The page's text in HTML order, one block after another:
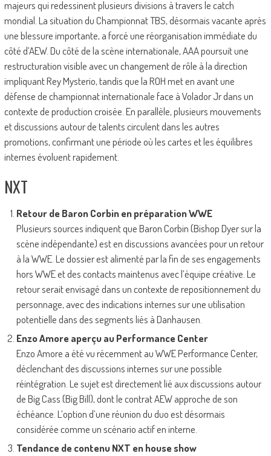
majeurs qui redessinent plusieurs divisions à travers le catch
mondial. La situation du Championnat TBS, désormais vacante après
une blessure importante, a forcé une réorganisation immédiate du
côté d’AEW. Du côté de la scène internationale, AAA poursuit une
restructuration visible avec un changement de rôle à la direction
impliquant Rey Mysterio, tandis que la ROH met en avant une
défense de championnat internationale face à Volador Jr dans un
contexte de production croisée. En parallèle, plusieurs mouvements
et discussions autour de talents circulent dans les autres
promotions, confirmant une période où les cartes et les équilibres
internes évoluent rapidement.
NXT
Retour de Baron Corbin en préparation WWE
Plusieurs sources indiquent que Baron Corbin (Bishop Dyer sur la
scène indépendante) est en discussions avancées pour un retour
à la WWE. Le dossier est alimenté par la fin de ses engagements
hors WWE et des contacts maintenus avec l’équipe créative. Le
retour serait envisagé dans un contexte de repositionnement du
personnage, avec des indications internes sur une utilisation
potentielle dans des segments liés à Danhausen.
Enzo Amore aperçu au Performance Center
Enzo Amore a été vu récemment au WWE Performance Center,
déclenchant des discussions internes sur une possible
réintégration. Le sujet est directement lié aux discussions autour
de Big Cass (Big Bill), dont le contrat AEW approche de son
échéance. L’option d’une réunion du duo est désormais
considérée comme un scénario actif en interne.
Tendance de contenu NXT en house show